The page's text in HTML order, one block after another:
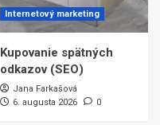
Internetový marketing
Kupovanie spätných
odkazov (SEO)
Jana Farkašová
6. augusta 2026
0